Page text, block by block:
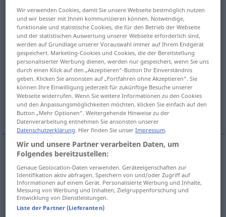
Übersicht aller Übersetzungen
(Für mehr Details die Übersetzung anklicken/antippen)
wachsen
vegetieren, stumpf dahinleben
brachliegen wuchern
vegetieren,stumpfdahinleben
Wir verwenden Cookies, damit Sie unsere Webseite bestmöglich nutzen
und wir besser mit Ihnen kommunizieren können. Notwendige,
funktionale und statistische Cookies, die für den Betrieb der Webseite
und der statistischen Auswertung unserer Webseite erforderlich sind,
werden auf Grundlage unserer Vorauswahl immer auf Ihrem Endgerät
gespeichert. Marketing-Cookies und Cookies, die der Bereitstellung
personalisierter Werbung dienen, werden nur gespeichert, wenn Sie uns
durch einen Klick auf den „Akzeptieren“-Button Ihr Einverständnis
geben. Klicken Sie ansonsten auf „Fortfahren ohne Akzeptieren“. Sie
können Ihre Einwilligung jederzeit für zukünftige Besuche unserer
Webseite widerrufen. Wenn Sie weitere Informationen zu den Cookies
und den Anpassungsmöglichkeiten möchten, klicken Sie einfach auf den
Button „Mehr Optionen“. Weitergehende Hinweise zu der
Datenverarbeitung entnehmen Sie ansonsten unserer
Datenschutzerklärung. Hier finden Sie unserImpressum.
Wir und unsere Partner verarbeiten Daten, um
Folgendes bereitzustellen:
Genaue Geolocation-Daten verwenden. Geräteeigenschaften zur
Identifikation aktiv abfragen. Speichern von und/oder Zugriff auf
Informationen auf einem Gerät. Personalisierte Werbung und Inhalte,
Messung von Werbung und Inhalten, Zielgruppenforschung und
Entwicklung von Dienstleistungen.
Liste der Partner (Lieferanten)